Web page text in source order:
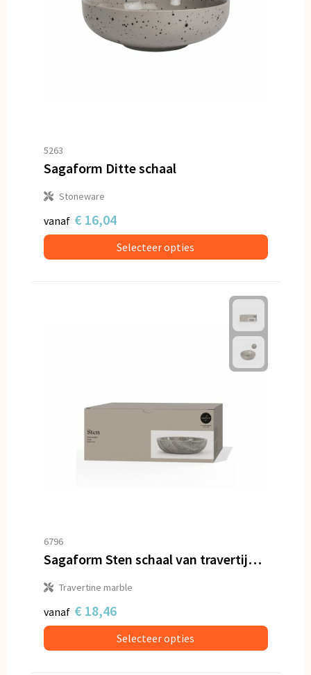
5263
Sagaform Ditte schaal
Stoneware
vanaf € 16,04
Selecteer opties
6796
Sagaform Sten schaal van travertijnmarmer
Travertine marble
vanaf € 18,46
Selecteer opties